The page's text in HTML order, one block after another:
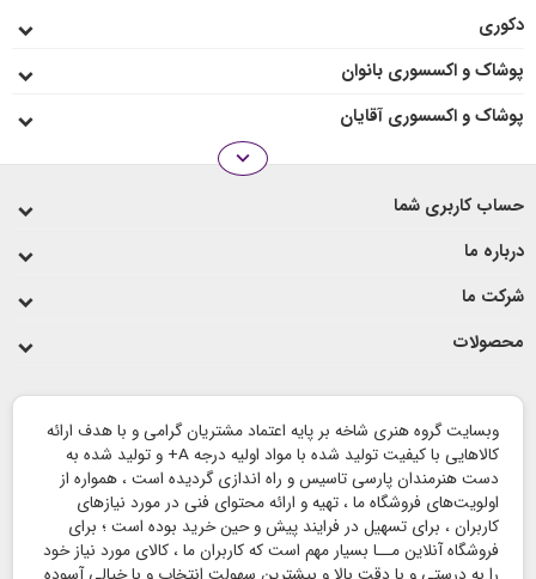
دکوری
پوشاک و اکسسوری بانوان
پوشاک و اکسسوری آقایان
انواع رو میزی
لیوان و ماگ
expand_more
حساب کاربری شما
درباره ما
شرکت ما
محصولات
وبسایت گروه هنری شاخه بر پایه اعتماد مشتریان گرامی و با هدف ارائه
کالاهایی با کیفیت تولید شده با مواد اولیه درجه A+ و تولید شده به
دست هنرمندان پارسی تاسیس و راه اندازی گردیده است ، همواره از
اولویت‌های فروشگاه ما ، تهیه و ارائه محتوای فنی در مورد نیازهای
کاربران ، برای تسهیل در فرایند پیش و حین خرید بوده است ؛ برای
فروشگاه آنلاین مــا بسیار مهم است که کاربران ما ، کالای مورد نیاز خود